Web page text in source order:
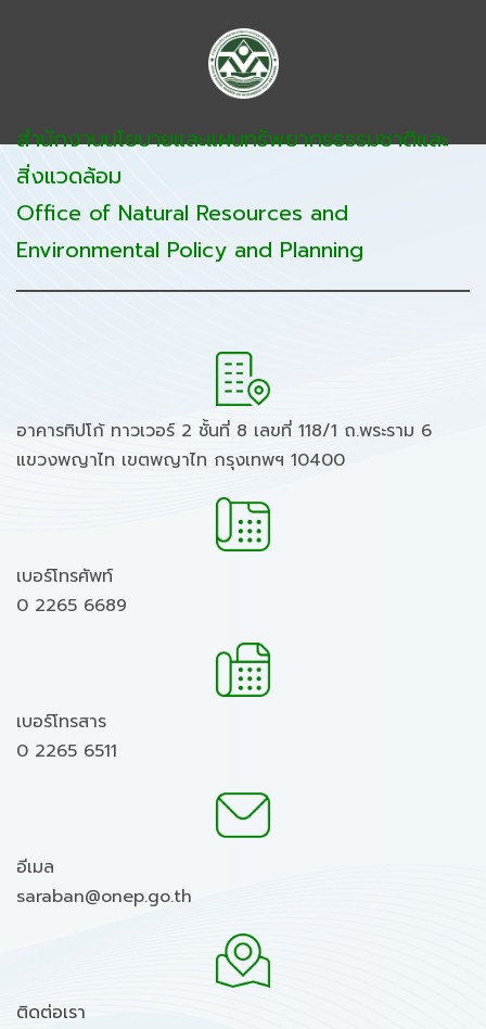
สำนักงานนโยบายและแผนทรัพยากรธรรมชาติและ
สิ่งแวดล้อม
Office of Natural Resources and
Environmental Policy and Planning
อาคารทิปโก้ ทาวเวอร์ 2 ชั้นที่ 8 เลขที่ 118/1 ถ.พระราม 6
แขวงพญาไท เขตพญาไท กรุงเทพฯ 10400
เบอร์โทรศัพท์
0 2265 6689
เบอร์โทรสาร
0 2265 6511
อีเมล
saraban@onep.go.th
ติดต่อเรา